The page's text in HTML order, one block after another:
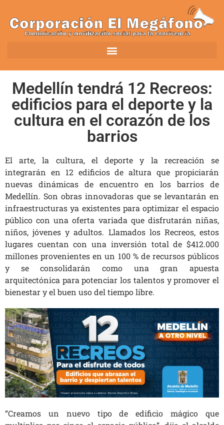
Medellín tendrá 12 Recreos:
edificios para el deporte y la
cultura en el corazón de los
barrios
El arte, la cultura, el deporte y la recreación se
integrarán en 12 edificios de altura que propiciarán
nuevas dinámicas de encuentro en los barrios de
Medellín. Son obras innovadoras que se levantarán en
infraestructuras ya existentes para optimizar el espacio
público con una oferta variada que disfrutarán niñas,
niños, jóvenes y adultos. Llamados los Recreos, estos
lugares cuentan con una inversión total de $412.000
millones provenientes en un 100 % de recursos públicos
y se consolidarán como una gran apuesta
arquitectónica para potenciar los talentos y promover el
bienestar y el buen uso del tiempo libre.
“Creamos un nuevo tipo de edificio mágico que